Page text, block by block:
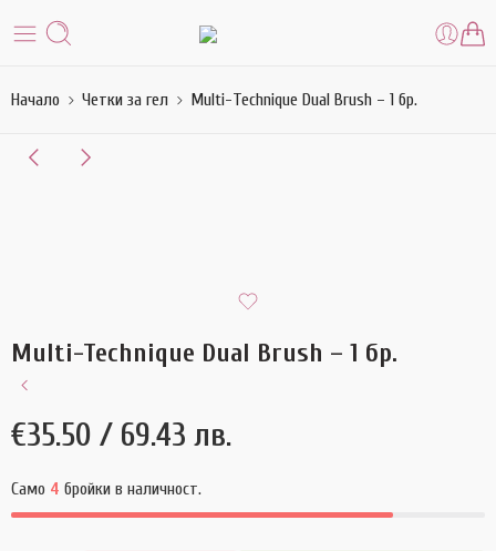
Начало Четки за гел Multi-Technique Dual Brush – 1 бр.
Multi-Technique Dual Brush – 1 бр.
€35.50 / 69.43 лв.
Само 4 бройки в наличност.